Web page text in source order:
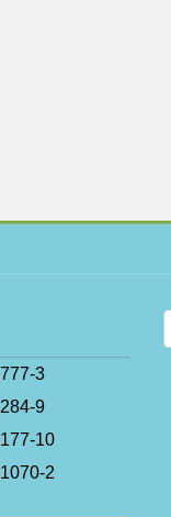
3
9
10
2